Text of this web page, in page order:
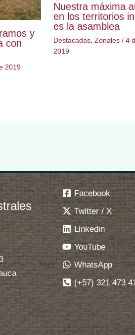
y
con
2019
Nuestra máxima
en los territorios
es la asamblea
Destacadas, Zonales/ 4
2019
Facebook
Twitter / X
Linkedin
YouTube
WhatsApp
(+57) 321 473